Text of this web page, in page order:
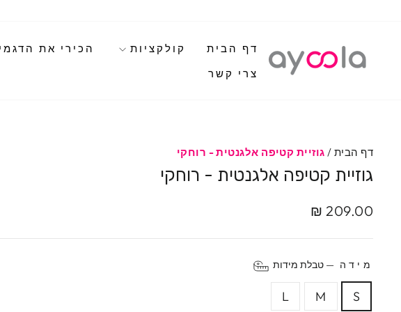
דף הבית קולקציות הכירי את
צרי קשר
דף הבית / גוזיית קטיפה אלגנטית - רוחקי
גוזיית קטיפה אלגנטית - רוחקי
מחיר
209.00 ₪
מידה — טבלת מידות
S
M
L